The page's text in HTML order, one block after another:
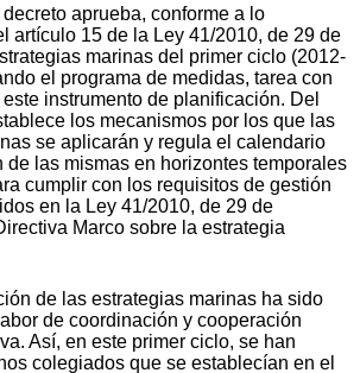
aprueba, conforme a lo
artículo 15 de la Ley 41/2010, de 29 de
marinas del primer ciclo (2012-
el programa de medidas, tarea con
instrumento de planificación. Del
los mecanismos por los que las
se aplicarán y regula el calendario
de las mismas en horizontes temporales
cumplir con los requisitos de gestión
en la Ley 41/2010, de 29 de
Marco sobre la estrategia
de las estrategias marinas ha sido
de coordinación y cooperación
Así, en este primer ciclo, se han
colegiados que se establecían en el